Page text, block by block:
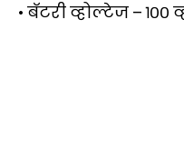
• बॅटरी व्होल्टेज – १००